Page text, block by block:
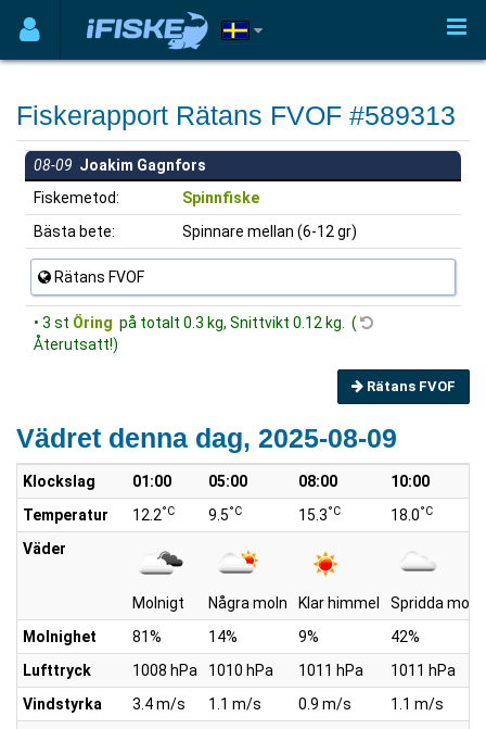
Fiskerapport Rätans FVOF #589313
08-09 Joakim Gagnfors
Fiskemetod:
Spinnfiske
Bästa bete:
Spinnare mellan (6-12 gr)
Rätans FVOF
• 3 st Öring på totalt 0.3 kg, Snittvikt 0.12 kg. (
Återutsatt!)
Rätans FVOF
Vädret denna dag, 2025-08-09
Klockslag 01:00 05:00 08:00
10:00
Temperatur
12.2°C 9.5°C 15.3°C 18.0°C
Väder
Molnigt Några moln Klar himmel
Spridda moln
Molnighet
81% 14% 9%
42%
Lufttryck
1008 hPa 1010 hPa 1011 hPa
1011 hPa
Vindstyrka
3.4 m/s 1.1 m/s 0.9 m/s
1.1 m/s